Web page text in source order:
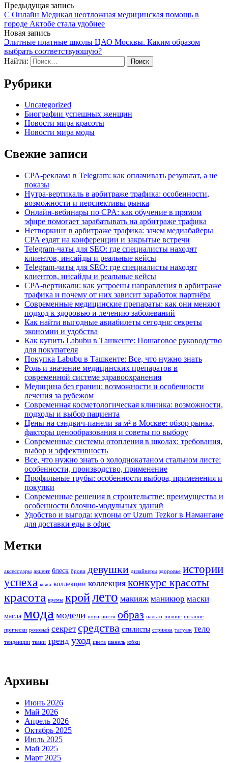
Предыдущая запись
С Онлайн Медикал неотложная медицинская помощь в
городе Актобе стала удобнее
Новая запись
Элитные платные школы ЦАО Москвы. Каким образом
выбрать соответствующую?
Найти:
Рубрики
Uncategorized
Биографии успешных женщин
Новости мира красоты
Новости мира моды
Свежие записи
CPA-реклама в Telegram: как оплачивать результат, а не
показы
Нутра-вертикаль в арбитраже трафика: особенности,
возможности и перспективы рынка
Онлайн-вебинары по CPA: как обучение в прямом
эфире помогает зарабатывать на арбитраже трафика
Нетворкинг в арбитраже трафика: зачем медиабайеры
CPA ездят на конференции и закрытые встречи
Telegram-чаты для SEO: где специалисты находят
клиентов, инсайды и реальные кейсы
Telegram-чаты для SEO: где специалисты находят
клиентов, инсайды и реальные кейсы
CPA-вертикали: как устроены направления в арбитраже
трафика и почему от них зависит заработок партнёра
Современные медицинские препараты: как они меняют
подход к здоровью и лечению заболеваний
Как найти выгодные авиабилеты сегодня: секреты
экономии и удобства
Как купить Labubu в Ташкенте: Пошаговое руководство
для покупателя
Покупка Labubu в Ташкенте: Все, что нужно знать
Роль и значение медицинских препаратов в
современной системе здравоохранения
Медицина без границ: возможности и особенности
лечения за рубежом
Современная косметологическая клиника: возможности,
подходы и выбор пациента
Цены на сэндвич-панели за м² в Москве: обзор рынка,
факторы ценообразования и советы по выбору
Современные системы отопления в школах: требования,
выбор и эффективность
Все, что нужно знать о холоднокатаном стальном листе:
особенности, производство, применение
Профильные трубы: особенности выбора, применения и
покупки
Современные решения в строительстве: преимущества и
особенности блочно-модульных зданий
Удобство и выгода: купоны от Uzum Tezkor в Намангане
для доставки еды в офис
Метки
аксессуары акцент блеск брови девушки дизайнеры здоровье истории
успеха кожа коллекции коллекция конкурс красоты
красота кремы кройлето макияж маникюр маски
масла мода модели ноги ногти образ пальто пилинг питание
прически розовый секрет средства стилисты стрижка татуаж тело
тенденции ткани тренд уход цвета шанель юбки
Архивы
Июнь 2026
Май 2026
Апрель 2026
Октябрь 2025
Июль 2025
Май 2025
Март 2025